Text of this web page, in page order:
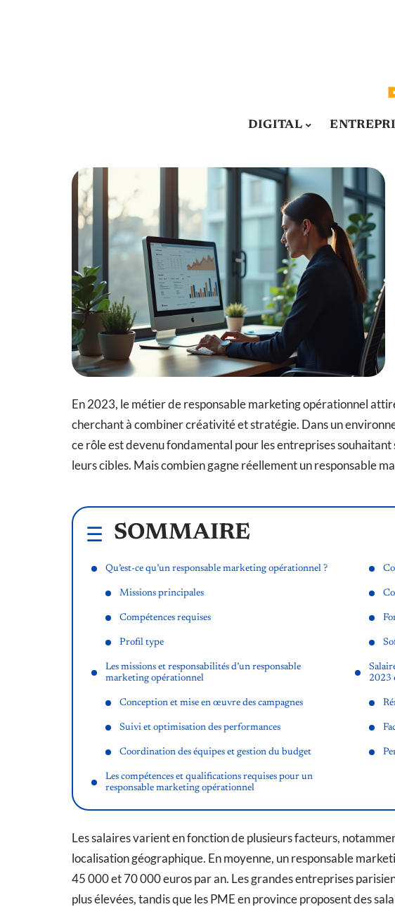
DIGITAL
En 2023, le métier de responsable marketing opérationnel
cherchant à combiner créativité et stratégie. Dans un
ce rôle est devenu fondamental pour les entreprises
leurs cibles. Mais combien gagne réellement un responsable
SOMMAIRE
Qu’est-ce qu’un responsable marketing opérationnel ?
Missions principales
Compétences requises
Profil type
Les missions et responsabilités d’un responsable
marketing opérationnel
Conception et mise en œuvre des campagnes
Suivi et optimisation des performances
Coordination des équipes et gestion du budget
Les compétences et qualifications requises pour un
responsable marketing opérationnel
2023
Les salaires varient en fonction de plusieurs facteurs,
localisation géographique. En moyenne, un responsable
45 000 et 70 000 euros par an. Les grandes entreprises
plus élevées, tandis que les PME en province proposent des